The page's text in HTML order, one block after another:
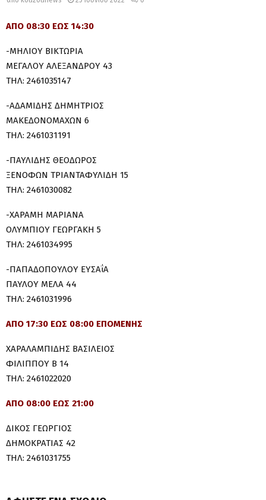
ΑΠΟ 08:30 ΕΩΣ 14:30
-ΜΗΛΙΟΥ ΒΙΚΤΩΡΙΑ
ΜΕΓΑΛΟΥ ΑΛΕΞΑΝΔΡΟΥ 43
ΤΗΛ: 2461035147
-ΑΔΑΜΙΔΗΣ ΔΗΜΗΤΡΙΟΣ
ΜΑΚΕΔΟΝΟΜΑΧΩΝ 6
ΤΗΛ: 2461031191
-ΠΑΥΛΙΔΗΣ ΘΕΟΔΩΡΟΣ
ΞΕΝΟΦΩΝ ΤΡΙΑΝΤΑΦΥΛΙΔΗ 15
ΤΗΛ: 2461030082
-ΧΑΡΑΜΗ ΜΑΡΙΑΝΑ
ΟΛΥΜΠΙΟΥ ΓΕΩΡΓΑΚΗ 5
ΤΗΛ: 2461034995
-ΠΑΠΑΔΟΠΟΥΛΟΥ ΕΥΣΑΐΑ
ΠΑΥΛΟΥ ΜΕΛΑ 44
ΤΗΛ: 2461031996
ΑΠΟ 17:30 ΕΩΣ 08:00 ΕΠΟΜΕΝΗΣ
ΧΑΡΑΛΑΜΠΙΔΗΣ ΒΑΣΙΛΕΙΟΣ
ΦΙΛΙΠΠΟΥ Β 14
ΤΗΛ: 2461022020
ΑΠΟ 08:00 ΕΩΣ 21:00
ΔΙΚΟΣ ΓΕΩΡΓΙΟΣ
ΔΗΜΟΚΡΑΤΙΑΣ 42
ΤΗΛ: 2461031755